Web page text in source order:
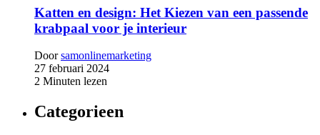
Katten en design: Het Kiezen van een passende
krabpaal voor je interieur
Doorsamonlinemarketing
27 februari 2024
2 Minuten lezen
Categorieen